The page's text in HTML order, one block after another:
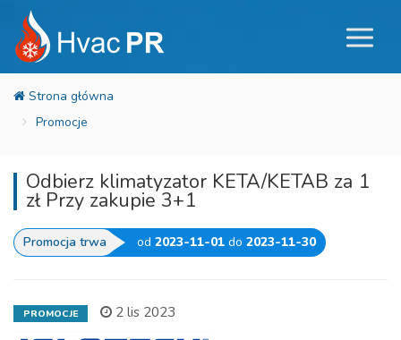
Promocje
Odbierz klimatyzator KETA/KETAB za 1
zł Przy zakupie 3+1
Promocja trwa od 2023-11-01 do 2023-11-30
PROMOCJE 2 lis 2023